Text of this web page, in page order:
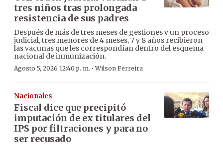
tres niños tras prolongada
resistencia de sus padres
Después de más de tres meses de gestiones y un proceso
judicial, tres menores de 4 meses, 7 y 8 años recibieron
las vacunas que les correspondían dentro del esquema
nacional de inmunización.
Agosto 5, 2026 12:40 p. m. ·Wilson Ferreira
Nacionales
Fiscal dice que precipitó
imputación de ex titulares del
IPS por filtraciones y para no
ser recusado